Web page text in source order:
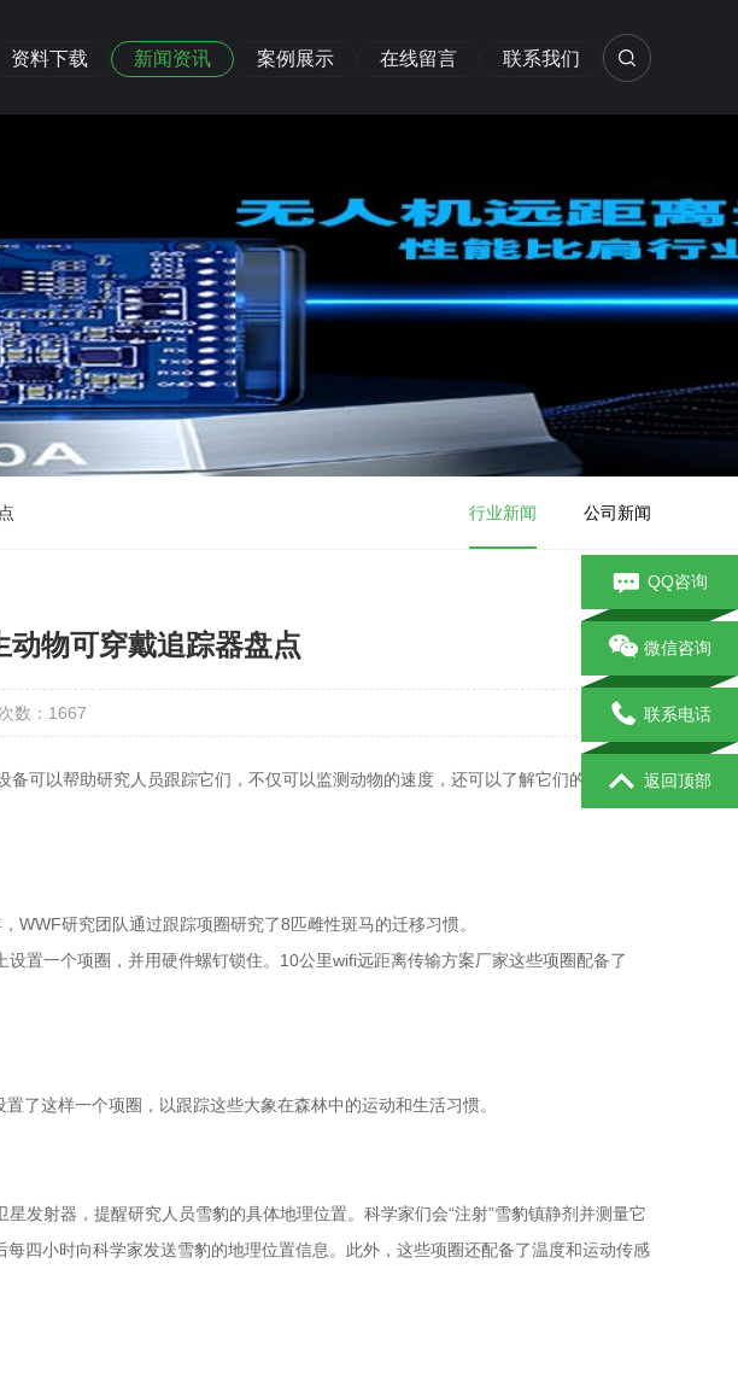
资料下载 新闻资讯 案例展示 在线留言 联系我们
行业新闻 公司新闻
物可穿戴追踪器盘点
数：1667
可以帮助研究人员跟踪它们，不仅可以监测动物的速度，还可以了解它们的生活习
研究团队通过跟踪项圈研究了8匹雌性斑马的迁移习惯。
置一个项圈，并用硬件螺钉锁住。10公里wifi远距离传输方案厂家这些项圈配备了
了这样一个项圈，以跟踪这些大象在森林中的运动和生活习惯。
发射器，提醒研究人员雪豹的具体地理位置。科学家们会“注射”雪豹镇静剂并测量它
四小时向科学家发送雪豹的地理位置信息。此外，这些项圈还配备了温度和运动传感
QQ咨询
微信咨询
联系电话
返回顶部